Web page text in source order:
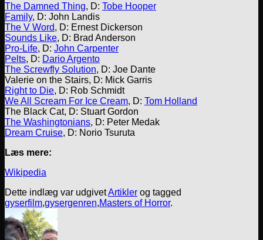
The Damned Thing, D: Tobe Hooper
Family, D: John Landis
The V Word, D: Ernest Dickerson
Sounds Like, D: Brad Anderson
Pro-Life, D: John Carpenter
Pelts, D: Dario Argento
The Screwfly Solution, D: Joe Dante
Valerie on the Stairs, D: Mick Garris
Right to Die, D: Rob Schmidt
We All Scream For Ice Cream, D: Tom Holland
The Black Cat, D: Stuart Gordon
The Washingtonians, D: Peter Medak
Dream Cruise, D: Norio Tsuruta
Læs mere:
Wikipedia
Dette indlæg var udgivetArtikler og tagged
gyserfilm,gysergenren,Masters of Horror.